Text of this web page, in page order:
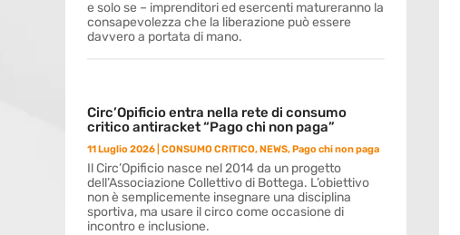
e solo se – imprenditori ed esercenti matureranno la
consapevolezza che la liberazione può essere
davvero a portata di mano.
Circ’Opificio entra nella rete di consumo
critico antiracket “Pago chi non paga”
11 Luglio 2026 CONSUMO CRITICO,NEWS,Pago chi non paga
Il Circ’Opificio nasce nel 2014 da un progetto
dell’Associazione Collettivo di Bottega. L’obiettivo
non è semplicemente insegnare una disciplina
sportiva, ma usare il circo come occasione di
incontro e inclusione.